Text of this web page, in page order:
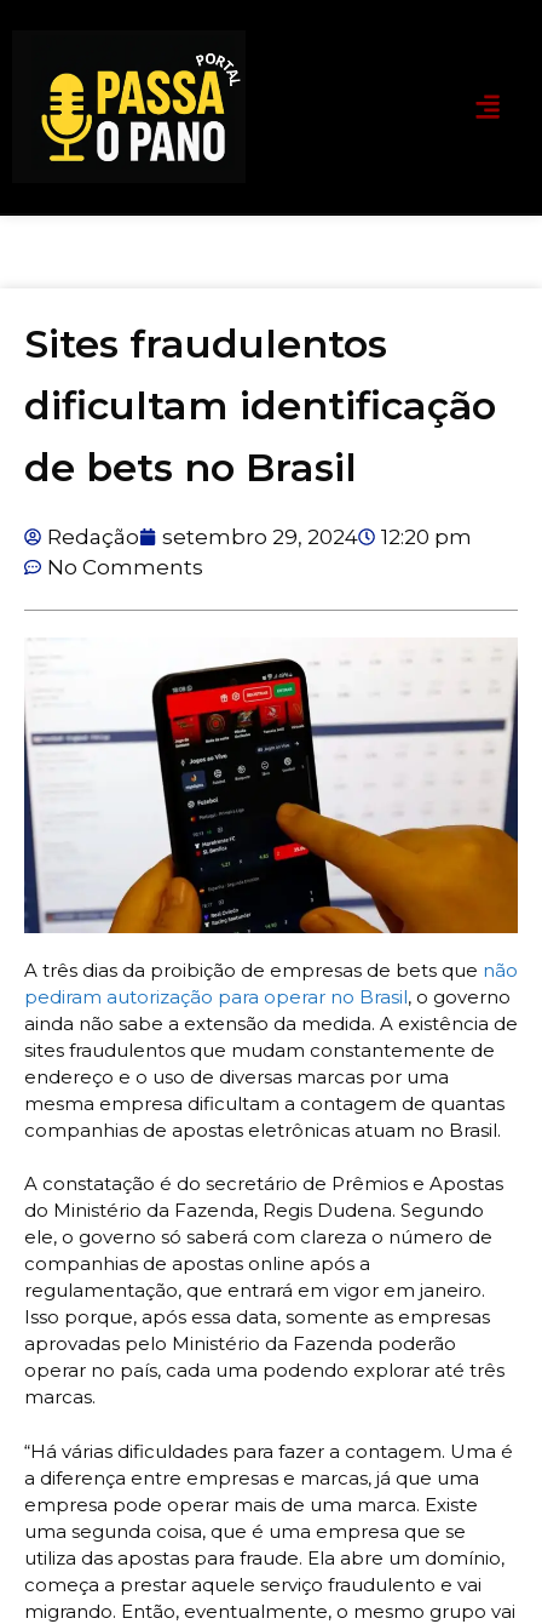
Sites fraudulentos
dificultam identificação
de bets no Brasil
Redação setembro 29, 2024
12:20 pm
No Comments
A três dias da proibição de empresas de bets que não
pediram autorização para operar no Brasil, o governo
ainda não sabe a extensão da medida. A existência de
sites fraudulentos que mudam constantemente de
endereço e o uso de diversas marcas por uma
mesma empresa dificultam a contagem de quantas
companhias de apostas eletrônicas atuam no Brasil.
A constatação é do secretário de Prêmios e Apostas
do Ministério da Fazenda, Regis Dudena. Segundo
ele, o governo só saberá com clareza o número de
companhias de apostas online após a
regulamentação, que entrará em vigor em janeiro.
Isso porque, após essa data, somente as empresas
aprovadas pelo Ministério da Fazenda poderão
operar no país, cada uma podendo explorar até três
marcas.
“Há várias dificuldades para fazer a contagem. Uma é
a diferença entre empresas e marcas, já que uma
empresa pode operar mais de uma marca. Existe
uma segunda coisa, que é uma empresa que se
utiliza das apostas para fraude. Ela abre um domínio,
começa a prestar aquele serviço fraudulento e vai
migrando. Então, eventualmente, o mesmo grupo vai